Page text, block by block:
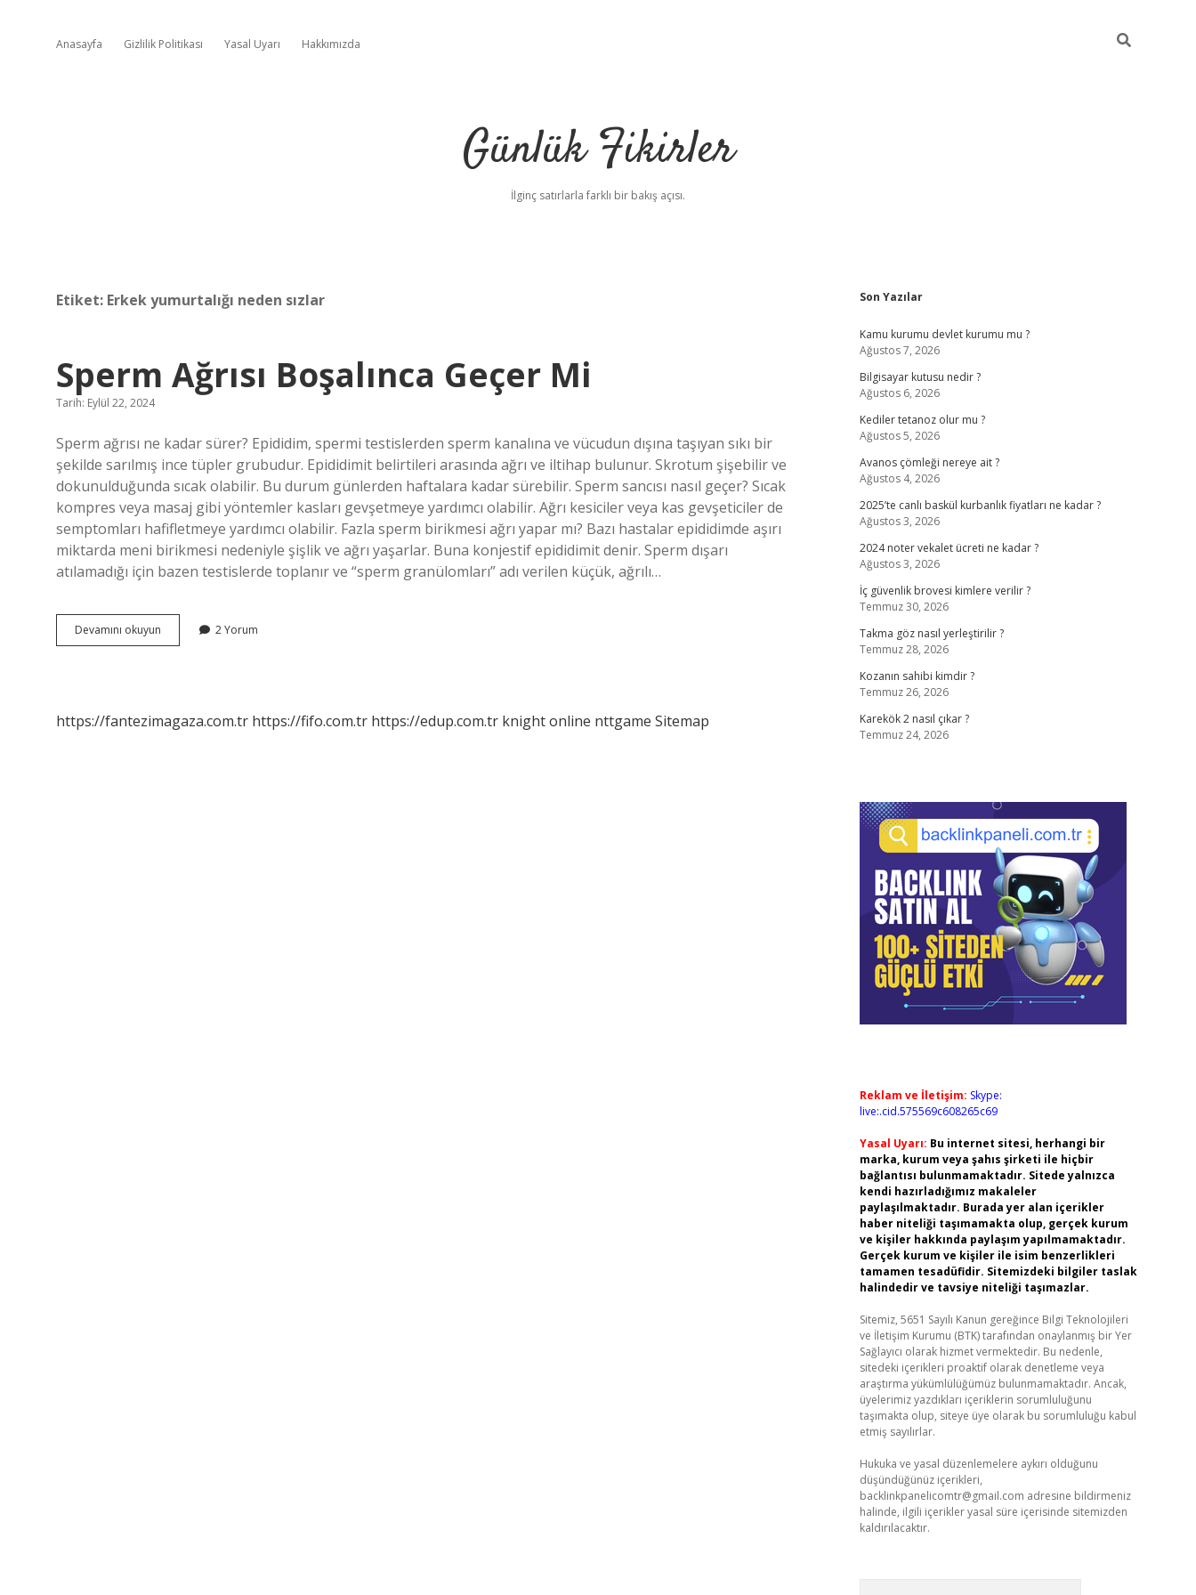
Anasayfa Gizlilik Politikası Yasal Uyarı Hakkımızda
Günlük Fikirler
İlginç satırlarla farklı bir bakış açısı.
Etiket: Erkek yumurtalığı neden sızlar
Sperm Ağrısı Boşalınca Geçer Mi
Tarih: Eylül 22, 2024
Sperm ağrısı ne kadar sürer? Epididim, spermi testislerden sperm kanalına ve vücudun dışına taşıyan sıkı bir
şekilde sarılmış ince tüpler grubudur. Epididimit belirtileri arasında ağrı ve iltihap bulunur. Skrotum şişebilir ve
dokunulduğunda sıcak olabilir. Bu durum günlerden haftalara kadar sürebilir. Sperm sancısı nasıl geçer? Sıcak
kompres veya masaj gibi yöntemler kasları gevşetmeye yardımcı olabilir. Ağrı kesiciler veya kas gevşeticiler de
semptomları hafifletmeye yardımcı olabilir. Fazla sperm birikmesi ağrı yapar mı? Bazı hastalar epididimde aşırı
miktarda meni birikmesi nedeniyle şişlik ve ağrı yaşarlar. Buna konjestif epididimit denir. Sperm dışarı
atılamadığı için bazen testislerde toplanır ve “sperm granülomları” adı verilen küçük, ağrılı…
Devamını okuyun
Ağrısı
2 Yorum
https://fantezimagaza.com.tr https://fifo.com.tr https://edup.com.tr knight online nttgame Sitemap
Sidebar
Son Yazılar
Kamu kurumu devlet kurumu mu ?
Ağustos 7, 2026
Bilgisayar kutusu nedir ?
Ağustos 6, 2026
Kediler tetanoz olur mu ?
Ağustos 5, 2026
Avanos çömleği nereye ait ?
Ağustos 4, 2026
2025’te canlı baskül kurbanlık fiyatları ne kadar ?
Ağustos 3, 2026
2024 noter vekalet ücreti ne kadar ?
Ağustos 3, 2026
İç güvenlik brovesi kimlere verilir ?
Temmuz 30, 2026
Takma göz nasıl yerleştirilir ?
Temmuz 28, 2026
Kozanın sahibi kimdir ?
Temmuz 26, 2026
Karekök 2 nasıl çıkar ?
Temmuz 24, 2026
Reklam ve İletişim: Skype:
live:.cid.575569c608265c69
Yasal Uyarı: Bu internet sitesi, herhangi bir
marka, kurum veya şahıs şirketi ile hiçbir
bağlantısı bulunmamaktadır. Sitede yalnızca
kendi hazırladığımız makaleler
paylaşılmaktadır. Burada yer alan içerikler
haber niteliği taşımamakta olup, gerçek kurum
ve kişiler hakkında paylaşım yapılmamaktadır.
Gerçek kurum ve kişiler ile isim benzerlikleri
tamamen tesadüfidir. Sitemizdeki bilgiler taslak
halindedir ve tavsiye niteliği taşımazlar.
Sitemiz, 5651 Sayılı Kanun gereğince Bilgi Teknolojileri
ve İletişim Kurumu (BTK) tarafından onaylanmış bir Yer
Sağlayıcı olarak hizmet vermektedir. Bu nedenle,
sitedeki içerikleri proaktif olarak denetleme veya
araştırma yükümlülüğümüz bulunmamaktadır. Ancak,
üyelerimiz yazdıkları içeriklerin sorumluluğunu
taşımakta olup, siteye üye olarak bu sorumluluğu kabul
etmiş sayılırlar.
Hukuka ve yasal düzenlemelere aykırı olduğunu
düşündüğünüz içerikleri,
backlinkpanelicomtr@gmail.com adresine bildirmeniz
halinde, ilgili içerikler yasal süre içerisinde sitemizden
kaldırılacaktır.